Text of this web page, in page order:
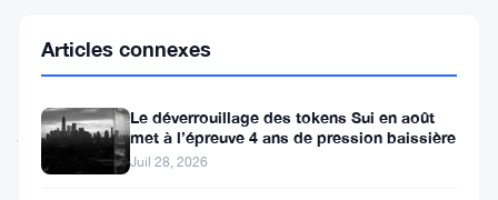
mises
jour
récentes
Articles connexes
Le déverrouillage des tokens Sui en août
met à l’épreuve 4 ans de pression baissière
Juil 28, 2026